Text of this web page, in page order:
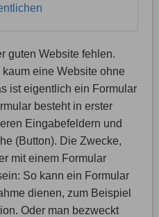
guten Website fehlen.
eine Website ohne
ist eigentlich ein Formular
besteht in erster
Eingabefeldern und
(Button). Die Zwecke,
mit einem Formular
So kann ein Formular
dienen, zum Beispiel
Oder man bezweckt